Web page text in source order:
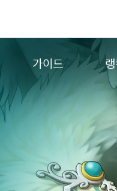
가이드
추가정보
컨텐